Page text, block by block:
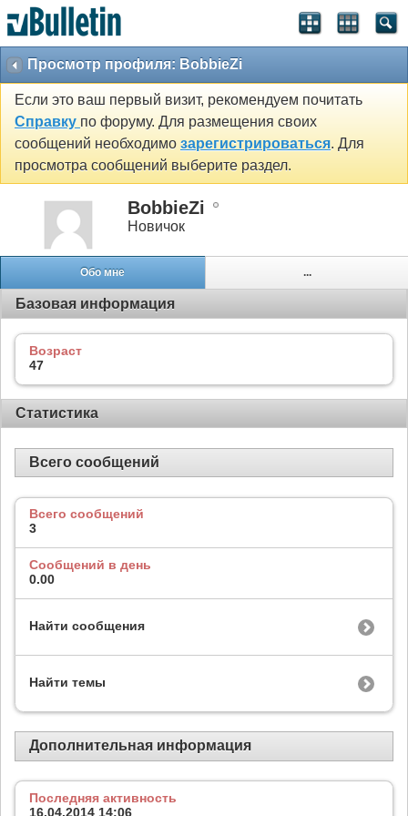
Просмотр профиля: BobbieZi
Если это ваш первый визит, рекомендуем почитать
Справку по форуму. Для размещения своих
сообщений необходимо зарегистрироваться. Для
просмотра сообщений выберите раздел.
BobbieZi
Новичок
Обо мне ...
Базовая информация
Возраст
47
Статистика
Всего сообщений
Всего сообщений
3
Сообщений в день
0.00
Найти сообщения
Найти темы
Дополнительная информация
Последняя активность
16.04.2014 14:06